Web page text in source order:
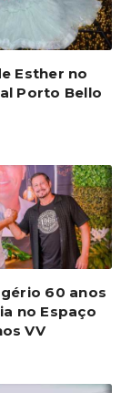
Esther no
Porto Bello
60 anos
no Espaço
VV